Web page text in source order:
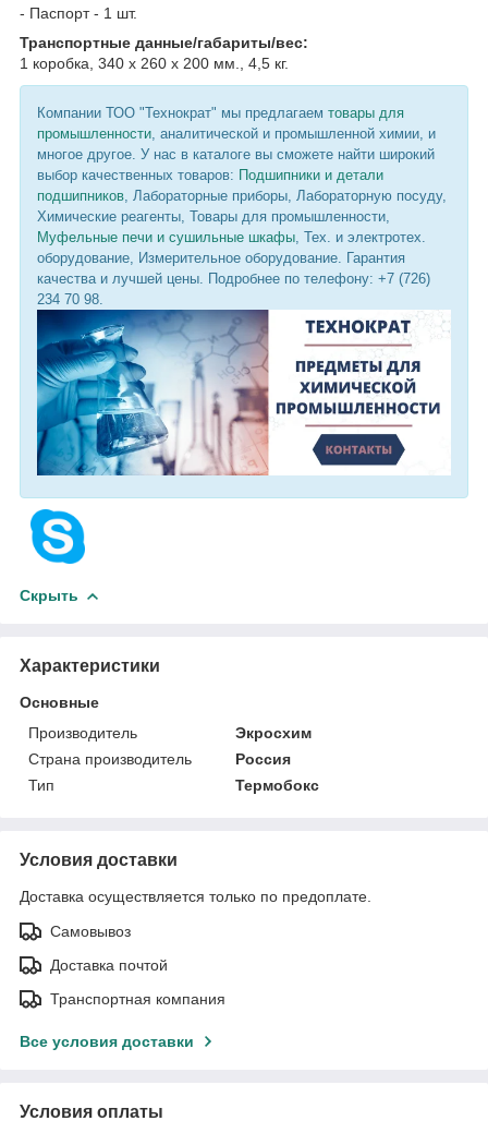
- Паспорт - 1 шт.
Транспортные данные/габариты/вес:
1 коробка, 340 х 260 х 200 мм., 4,5 кг.
Компании ТОО "Технократ" мы предлагаем товары для
промышленности , аналитической и промышленной химии, и
многое другое. У нас в каталоге вы сможете найти широкий
выбор качественных товаров: Подшипники и детали
подшипников , Лабораторные приборы, Лабораторную посуду,
Химические реагенты, Товары для промышленности,
Муфельные печи и сушильные шкафы , Тех. и электротех.
оборудование, Измерительное оборудование. Гарантия
качества и лучшей цены. Подробнее по телефону: +7 (726)
234 70 98.
Скрыть
Характеристики
Основные
Производитель
Экросхим
Страна производитель
Россия
Тип
Термобокс
Условия доставки
Доставка осуществляется только по предоплате.
Самовывоз
Доставка почтой
Транспортная компания
Все условия доставки
Условия оплаты